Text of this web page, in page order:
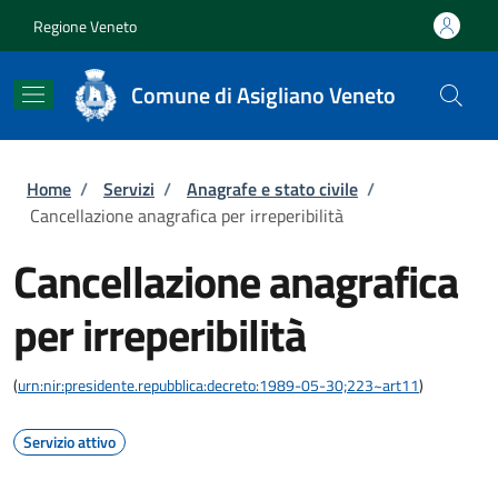
Regione Veneto
Comune di Asigliano Veneto
Briciole di pane
Home / Servizi / Anagrafe e stato civile /
Cancellazione anagrafica per irreperibilità
Cancellazione anagrafica
per irreperibilità
(urn:nir:presidente.repubblica:decreto:1989-05-30;223~art11)
Servizio attivo